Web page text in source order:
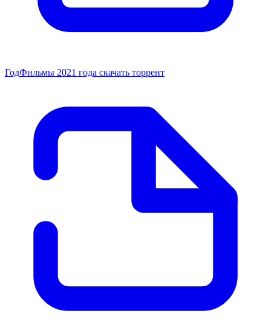
ГодФильмы 2021 года скачать торрент